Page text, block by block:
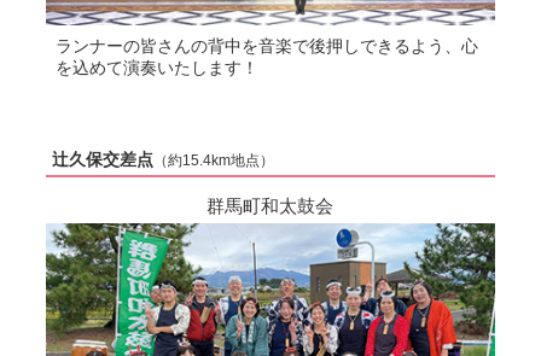
ランナーの皆さんの背中を音楽で後押しできるよう、心
を込めて演奏いたします！
辻久保交差点 （約15.4km地点）
群馬町和太鼓会